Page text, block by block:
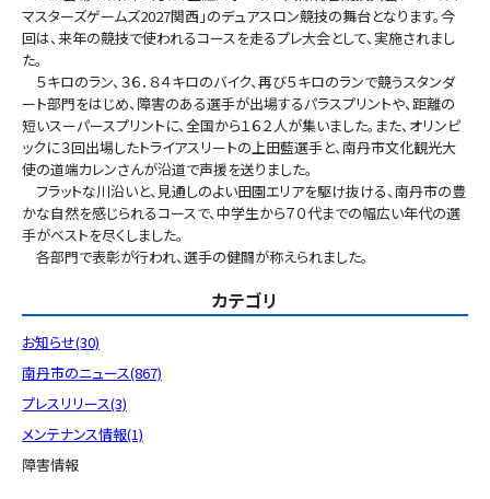
マスターズゲームズ2027関西」のデュアスロン競技の舞台となります。今
回は、来年の競技で使われるコースを走るプレ大会として、実施されまし
た。
５キロのラン、３６．８４キロのバイク、再び５キロのランで競うスタンダ
ート部門をはじめ、障害のある選手が出場するパラスプリントや、距離の
短いスーパースプリントに、全国から１６２人が集いました。また、オリンピ
ックに３回出場したトライアスリートの上田藍選手と、南丹市文化観光大
使の道端カレンさんが沿道で声援を送りました。
フラットな川沿いと、見通しのよい田園エリアを駆け抜ける、南丹市の豊
かな自然を感じられるコースで、中学生から７０代までの幅広い年代の選
手がベストを尽くしました。
各部門で表彰が行われ、選手の健闘が称えられました。
カテゴリ
お知らせ(30)
南丹市のニュース(867)
プレスリリース(3)
メンテナンス情報(1)
障害情報